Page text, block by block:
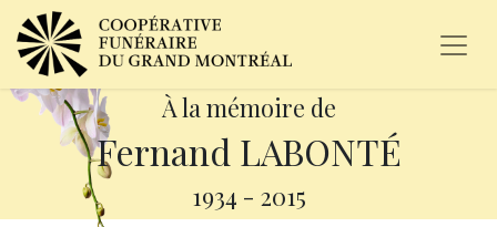
À la mémoire de
Fernand LABONTÉ
1934 - 2015